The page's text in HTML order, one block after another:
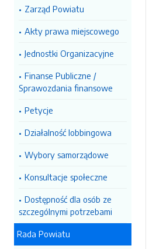
Zarząd Powiatu
Akty prawa miejscowego
Jednostki Organizacyjne
Finanse Publiczne /
Sprawozdania finansowe
Petycje
Działalność lobbingowa
Wybory samorządowe
Konsultacje społeczne
Dostępność dla osób ze
szczególnymi potrzebami
Rada Powiatu